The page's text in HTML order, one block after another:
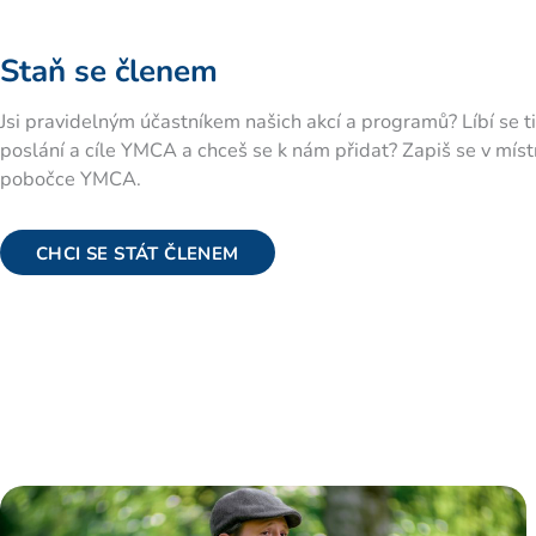
Staň se členem
Jsi pravidelným účastníkem našich akcí a programů? Líbí se ti
poslání a cíle YMCA a chceš se k nám přidat? Zapiš se v
pobočce YMCA.
CHCI SE STÁT ČLENEM